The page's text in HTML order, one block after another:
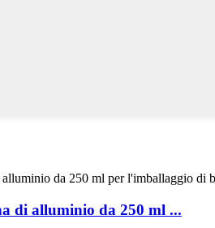
di alluminio da 250 ml ...